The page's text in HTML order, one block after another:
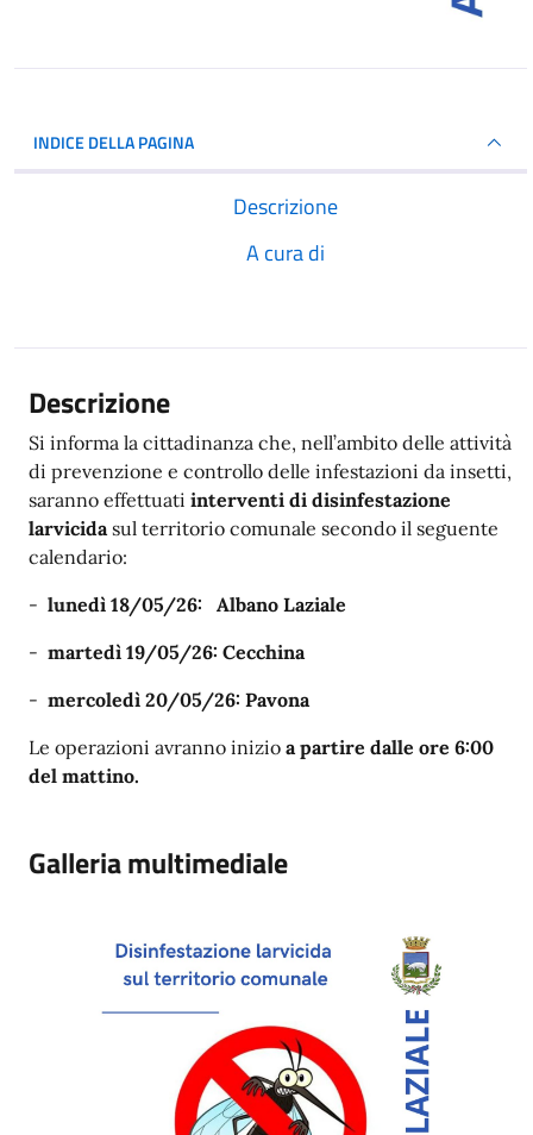
INDICE DELLA PAGINA
Descrizione
A cura di
Descrizione
Si informa la cittadinanza che, nell’ambito delle attività
di prevenzione e controllo delle infestazioni da insetti,
saranno effettuati interventi di disinfestazione
larvicidasul territorio comunale secondo il seguente
calendario:
- lunedì 18/05/26:
Albano Laziale
- martedì 19/05/26: Cecchina
- mercoledì 20/05/26: Pavona
Le operazioni avranno inizio a partire dalle ore 6:00
del mattino.
Galleria multimediale